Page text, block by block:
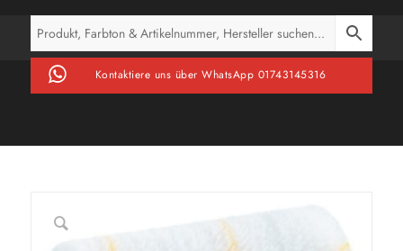
Kontaktiere uns über WhatsApp 01743145316